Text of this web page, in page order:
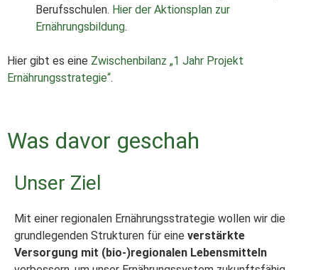
Berufsschulen. Hier der Aktionsplan zur
Ernährungsbildung.
Hier gibt es eine Zwischenbilanz „1 Jahr Projekt
Ernährungsstrategie“.
Was davor geschah
Unser Ziel
Mit einer regionalen Ernährungsstrategie wollen wir die
grundlegenden Strukturen für eine verstärkte
Versorgung mit (bio-)regionalen Lebensmitteln